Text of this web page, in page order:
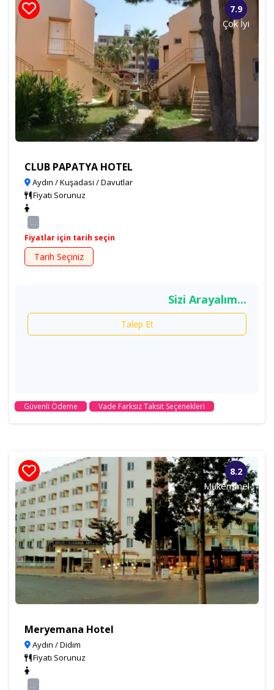
7.9
Çok İyi
CLUB PAPATYA HOTEL
Aydın / Kuşadasi / Davutlar
Fiyatı Sorunuz
...
Fiyatlar için tarih seçin
Tarih Seçiniz
Sizi Arayalım...
Talep Et
Güvenli Ödeme Vade Farksız Taksit Seçenekleri
8.2
Mükemmel
Meryemana Hotel
Aydın / Didim
Fiyatı Sorunuz
...